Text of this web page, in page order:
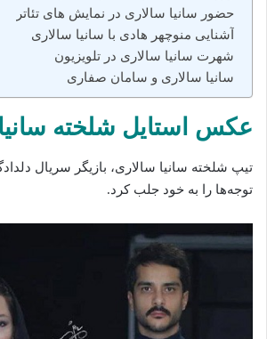
حضور سانیا سالاری در نمایش های تئاتر
آشنایی منوچهر هادی با سانیا سالاری
شهرت سانیا سالاری در تلویزیون
سانیا سالاری و سامان صفاری
عکس استایل شلخته
تیپ شلخته سانیا سالاری، بازیگر سریال
توجه‌ها را به خود جلب کرد.